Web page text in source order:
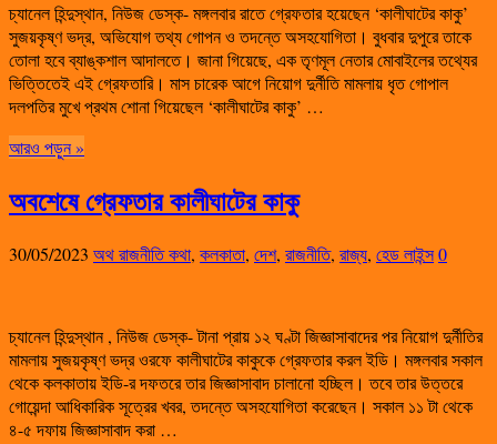
চ্যানেল হিন্দুস্থান, নিউজ ডেস্ক- মঙ্গলবার রাতে গ্রেফতার হয়েছেন ‘কালীঘাটের কাকু’
সুজয়কৃষ্ণ ভদ্র, অভিযোগ তথ্য গোপন ও তদন্তে অসহযোগিতা। বুধবার দুপুরে তাকে
তোলা হবে ব্যাঙ্কশাল আদালতে। জানা গিয়েছে, এক তৃণমূল নেতার মোবাইলের তথ্যের
ভিত্তিতেই এই গ্রেফতারি। মাস চারেক আগে নিয়োগ দুর্নীতি মামলায় ধৃত গোপাল
দলপতির মুখে প্রথম শোনা গিয়েছেল ‘কালীঘাটের কাকু’ …
আরও পড়ুন »
অবশেষে গ্রেফতার কালীঘাটের কাকু
30/05/2023 অথ রাজনীতি কথা, কলকাতা, দেশ, রাজনীতি, রাজ্য, হেড লাইন্স0
চ্যানেল হিন্দুস্থান , নিউজ ডেস্ক- টানা প্রায় ১২ ঘণ্টা জিজ্ঞাসাবাদের পর নিয়োগ দুর্নীতির
মামলায় সুজয়কৃষ্ণ ভদ্র ওরফে কালীঘাটের কাকুকে গ্রেফতার করল ইডি। মঙ্গলবার সকাল
থেকে কলকাতায় ইডি-র দফতরে তার জিজ্ঞাসাবাদ চালানো হচ্ছিল। তবে তার উত্তরে
গোয়েন্দা আধিকারিক সূত্রের খবর, তদন্তে অসহযোগিতা করেছেন। সকাল ১১ টা থেকে
৪-৫ দফায় জিজ্ঞাসাবাদ করা …